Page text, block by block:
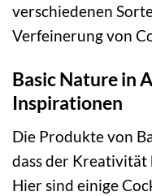
verschiedenen
Verfeinerung von
Basic Nature in
Inspirationen
Die Produkte von
dass der Kreativität
Hier sind einige